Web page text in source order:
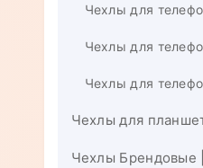
Чехлы для
Чехлы для
Чехлы для
Чехлы для
Чехлы для
Чехлы Брендовые |